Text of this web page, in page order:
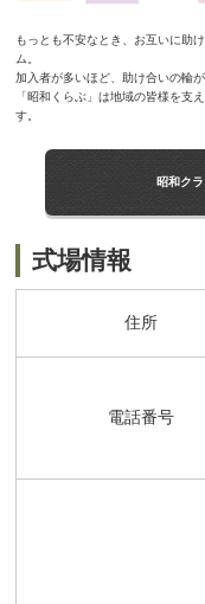
もっとも不安なとき、お互いに助
ム。
加入者が多いほど、助け合いの輪が
「昭和くらぶ」は地域の皆様を支
す。
昭和ク
式場情報
住所
電話番号